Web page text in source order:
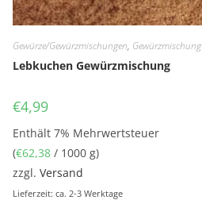
Gewürze/Gewürzmischungen, Gewürzmischung
Lebkuchen Gewürzmischung
€4,99
Enthält 7% Mehrwertsteuer
(€62,38 / 1000 g)
zzgl.Versand
Lieferzeit: ca. 2-3 Werktage